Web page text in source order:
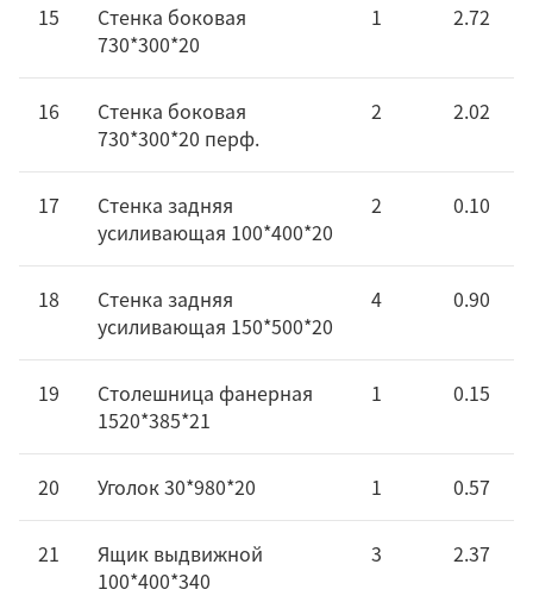
15
Стенка боковая
730*300*20
1 2.72
16
Стенка боковая
730*300*20 перф.
2 2.02
17
Стенка задняя
усиливающая 100*400*20
2 0.10
18
Стенка задняя
усиливающая 150*500*20
4 0.90
19
Столешница фанерная
1520*385*21
1 0.15
20 Уголок 30*980*20 1 0.57
21
Ящик выдвижной
100*400*340
3 2.37